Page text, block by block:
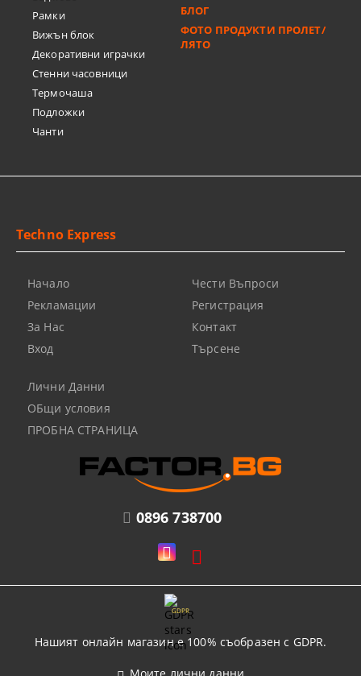
Рамки
Вижън блок
Декоративни играчки
Стенни часовници
Термочашa
Подложки
Чанти
БЛОГ
ФОТО ПРОДУКТИ ПРОЛЕТ/
ЛЯТО
0896 738700
Techno Express
Начало
Рекламации
За Нас
Вход
Чести Въпроси
Регистрация
Контакт
Търсене
Лични Данни
ОБщи условия
ПРОБНА СТРАНИЦА
GDPR
Нашият онлайн магазин е 100% съобразен с GDPR.